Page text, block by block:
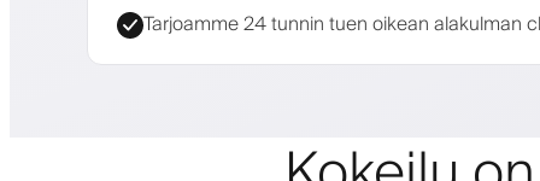
Tarjoamme 24 tunnin tuen oikean alakulman